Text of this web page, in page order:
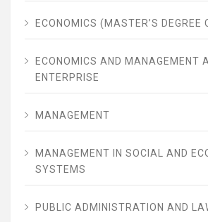
ECONOMICS (MASTER’S DEGREE
ECONOMICS AND MANAGEMENT
ENTERPRISE
MANAGEMENT
MANAGEMENT IN SOCIAL AND
SYSTEMS
PUBLIC ADMINISTRATION AND